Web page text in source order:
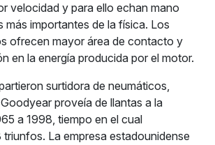
velocidad y para ello echan mano
más importantes de la física. Los
ofrecen mayor área de contacto y
en la energía producida por el motor.
surtidora de neumáticos,
proveía de llantas a la
a 1998, tiempo en el cual
La empresa estadounidense